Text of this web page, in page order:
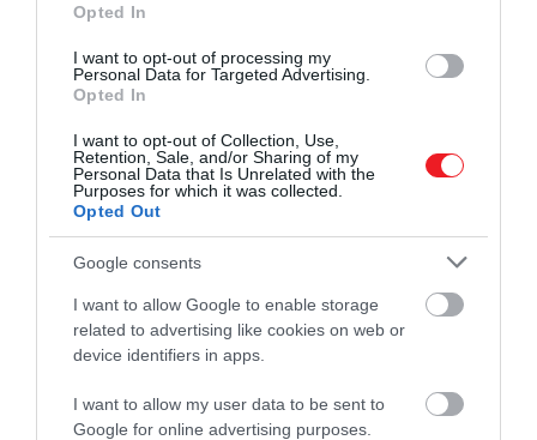
Opted In
I want to opt-out of processing my
Personal Data for Targeted Advertising.
Opted In
I want to opt-out of Collection, Use,
Retention, Sale, and/or Sharing of my
Personal Data that Is Unrelated with the
Purposes for which it was collected.
Opted Out
Google consents
I want to allow Google to enable storage
related to advertising like cookies on web or
device identifiers in apps.
I want to allow my user data to be sent to
Google for online advertising purposes.
Shutterstock
Az EES ötlete még 2016-ra nyúlik vissza, és amely
megvalósítását többször is elhalasztották. Fő célja az
EU külső határain végzett ellenőrzések
korszerűsítése és az útlevelek hagyományos fizikai
bélyegzésének felváltása, írjaaz Euronews.
Ez is érdekelhet! Friss rangsor: a legerősebb